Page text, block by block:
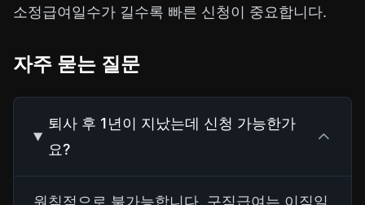
소정급여일수가 길수록 빠른 신청이 중요합니다.
자주 묻는 질문
퇴사 후 1년이 지났는데 신청 가능한가
요?